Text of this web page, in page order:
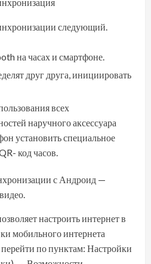
следующий.
на часах и смартфоне.
друг друга, инициировать
всех
наручного аксессуара
установить специальное
код часов.
с Андроид —
настроить интернет в
мобильного интернета
по пунктам: Настройки